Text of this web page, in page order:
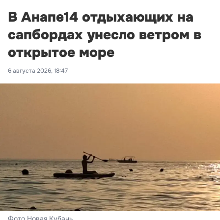
В Анапе14 отдыхающих на
сапбордах унесло ветром в
открытое море
6 августа 2026, 18:47